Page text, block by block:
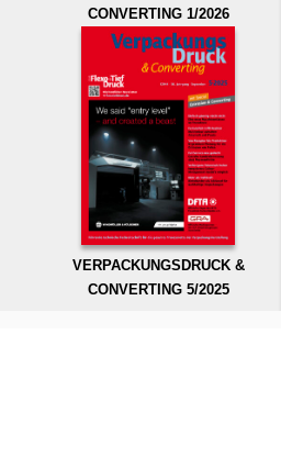
CONVERTING 1/2026
VERPACKUNGSDRUCK &
CONVERTING 5/2025